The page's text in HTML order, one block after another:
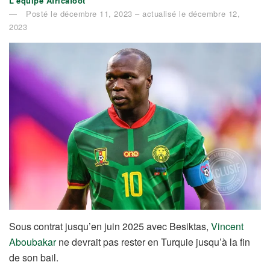
Posté le décembre 11, 2023 – actualisé le décembre 12,
2023
Sous contrat jusqu’en juin 2025 avec Besiktas, Vincent
Aboubakarne devrait pas rester en Turquie jusqu’à la fin
de son bail.